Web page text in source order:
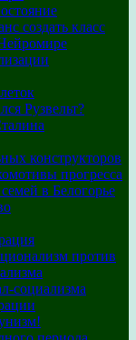
создать класс
Рузвельт?
конструкторов
прогресса
в Белогорье
против
социализма